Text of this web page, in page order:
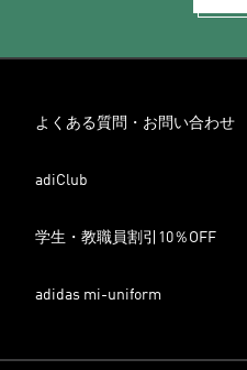
よくある質問・お問い合わせ
adiClub
学生・教職員割引10％OFF
adidas mi-uniform